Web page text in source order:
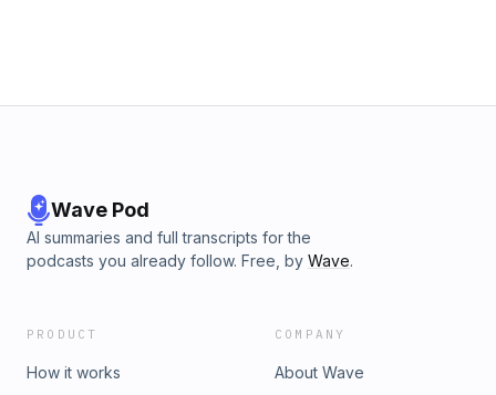
Wave Pod
AI summaries and full transcripts for the
podcasts you already follow. Free, by Wave.
PRODUCT
How it works
COMPANY
About Wave